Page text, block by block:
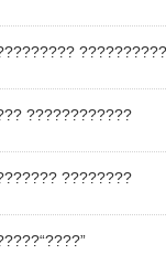
??????????
????????????
????????